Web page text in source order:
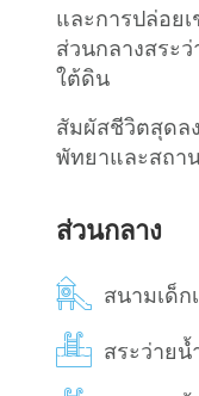
และการปล่อย
ส่วนกลางสระ
ใต้ดิน
สัมผัสชีวิตสุดล
พัทยาและสถา
ส่วนกลาง
สนามเด็ก
สระว่าย